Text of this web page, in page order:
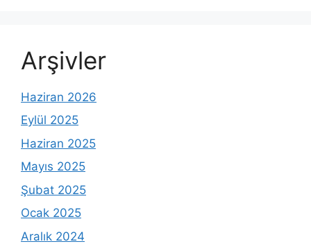
Arşivler
Haziran 2026
Eylül 2025
Haziran 2025
Mayıs 2025
Şubat 2025
Ocak 2025
Aralık 2024